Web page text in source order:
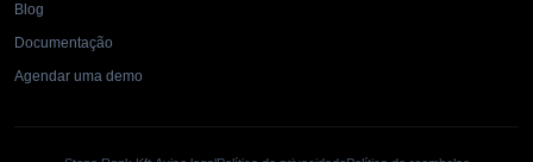
Blog
Documentação
Agendar uma demo